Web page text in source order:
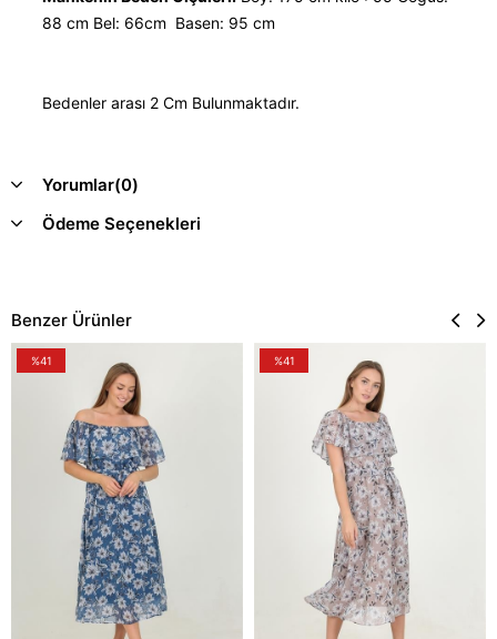
88 cm Bel: 66cm Basen: 95 cm
Bedenler arası 2 Cm Bulunmaktadır.
Yorumlar(0)
Ödeme Seçenekleri
Benzer Ürünler
%41 %41